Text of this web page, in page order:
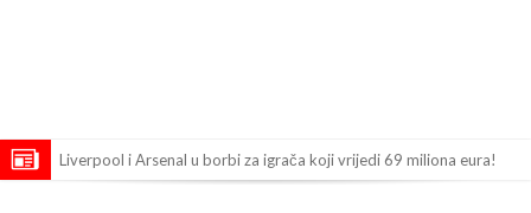
Liverpool i Arsenal u borbi za igrača koji vrijedi 69 miliona eura!